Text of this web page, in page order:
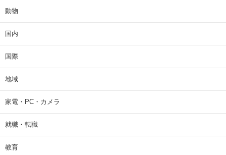
動物
国内
国際
地域
家電・PC・カメラ
就職・転職
教育